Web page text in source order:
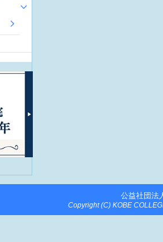
公益社団法
Copyright (C) KOBE